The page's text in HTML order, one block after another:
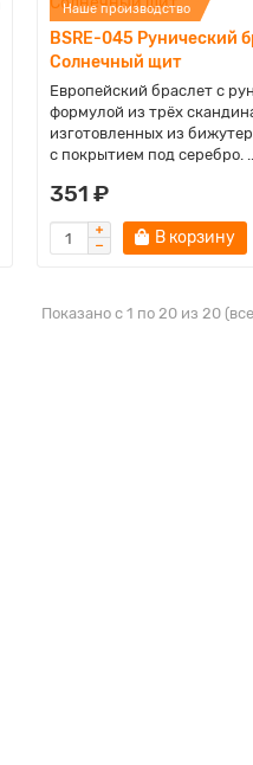
Наше производство
BSRE-045 Рунический
Солнечный щит
Европейский браслет с
формулой из трёх
изготовленных из
с покрытием под серебро. ..
351 ₽
В корзину
Показано с 1 по 20 из 20